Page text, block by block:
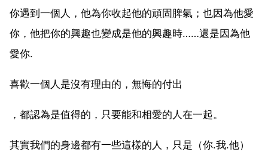
你遇到一個人，他為你收起他的頑固脾氣；也因為他愛
你，他把你的興趣也變成是他的興趣時……還是因為他
愛你.
喜歡一個人是沒有理由的，無悔的付出
，都認為是值得的，只要能和相愛的人在一起。
其實我們的身邊都有一些這樣的人，只是（你.我.他）